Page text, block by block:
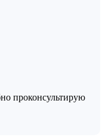
проконсультирую